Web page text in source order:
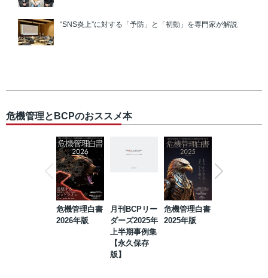
“SNS炎上”に対する「予防」と「初動」を専門家が解説
危機管理とBCPのおススメ本
危機管理白書
2026年版
月刊BCPリー
ダーズ2025年
上半期事例集
【永久保存
版】
危機管理白書
2025年版